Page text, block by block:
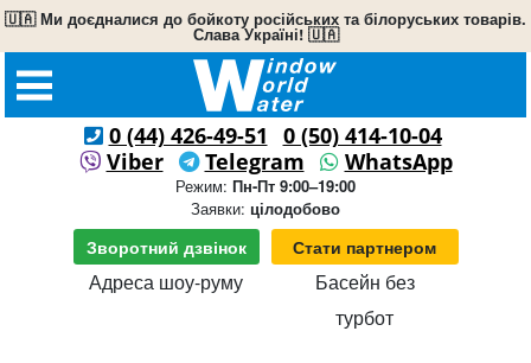
🇺🇦 Ми доєдналися до бойкоту російських та білоруських товарів.
Слава Україні! 🇺🇦
0 (44) 426-49-51
0 (50) 414-10-04
Viber
Telegram WhatsApp
Режим: Пн-Пт 9:00–19:00
Заявки: цілодобово
Зворотний дзвінок Стати партнером
Адреса шоу-руму
Басейн без
турбот